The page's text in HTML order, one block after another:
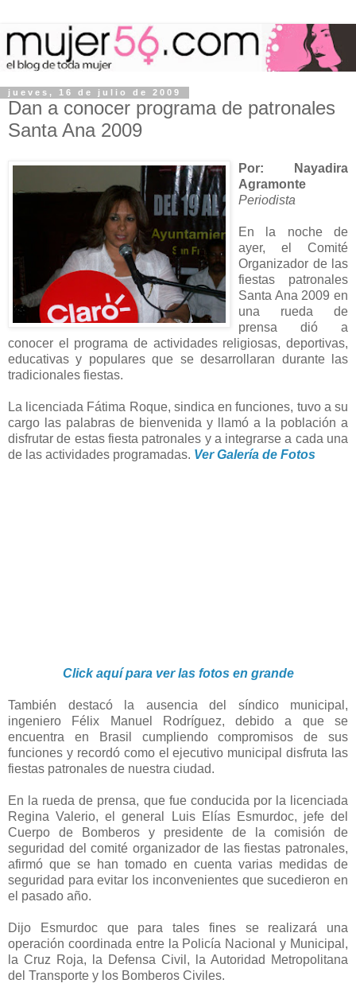
jueves, 16 de julio de 2009
Dan a conocer programa de patronales
Santa Ana 2009
Por: Nayadira
Agramonte
Periodista
En la noche de
ayer, el Comité
Organizador de las
fiestas patronales
Santa Ana 2009 en
una rueda de
prensa dió a
conocer el programa de actividades religiosas, deportivas,
educativas y populares que se desarrollaran durante las
tradicionales fiestas.
La licenciada Fátima Roque, sindica en funciones, tuvo a su
cargo las palabras de bienvenida y llamó a la población a
disfrutar de estas fiesta patronales y a integrarse a cada una
de las actividades programadas. Ver Galería de Fotos
Click aquí para ver las fotos en grande
También destacó la ausencia del síndico municipal,
ingeniero Félix Manuel Rodríguez, debido a que se
encuentra en Brasil cumpliendo compromisos de sus
funciones y recordó como el ejecutivo municipal disfruta las
fiestas patronales de nuestra ciudad.
En la rueda de prensa, que fue conducida por la licenciada
Regina Valerio, el general Luis Elías Esmurdoc, jefe del
Cuerpo de Bomberos y presidente de la comisión de
seguridad del comité organizador de las fiestas patronales,
afirmó que se han tomado en cuenta varias medidas de
seguridad para evitar los inconvenientes que sucedieron en
el pasado año.
Dijo Esmurdoc que para tales fines se realizará una
operación coordinada entre la Policía Nacional y Municipal,
la Cruz Roja, la Defensa Civil, la Autoridad Metropolitana
del Transporte y los Bomberos Civiles.